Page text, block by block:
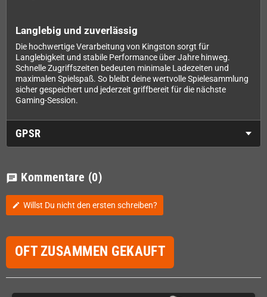
Langlebig und zuverlässig
Die hochwertige Verarbeitung von Kingston sorgt für
Langlebigkeit und stabile Performance über Jahre hinweg.
Schnelle Zugriffszeiten bedeuten minimale Ladezeiten und
maximalen Spielspaß. So bleibt deine wertvolle Spielesammlung
sicher gespeichert und jederzeit griffbereit für die nächste
Gaming-Session.
GPSR
chat Kommentare (0)
edit Willst Du nicht den ersten schreiben?
OFT ZUSAMMEN GEKAUFT